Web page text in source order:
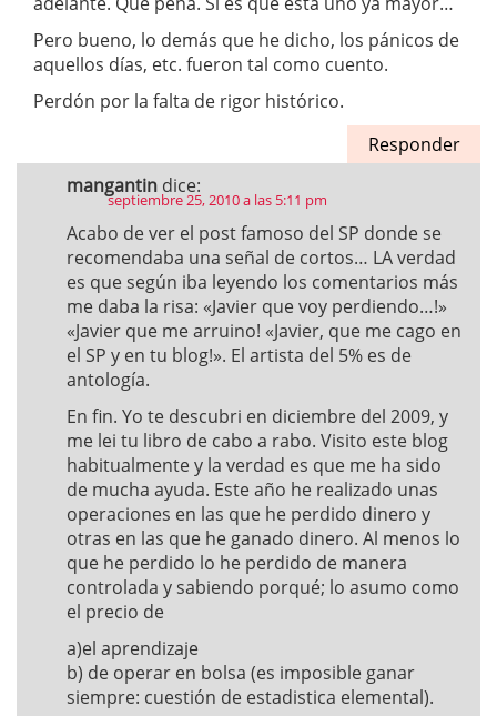
Pero bueno, lo demás que he dicho, los pánicos de
aquellos días, etc. fueron tal como cuento.
Perdón por la falta de rigor histórico.
Responder
mangantin dice:
septiembre 25, 2010 a las 5:11 pm
Acabo de ver el post famoso del SP donde se
recomendaba una señal de cortos… LA verdad
es que según iba leyendo los comentarios más
me daba la risa: «Javier que voy perdiendo…!»
«Javier que me arruino! «Javier, que me cago en
el SP y en tu blog!». El artista del 5% es de
antología.
En fin. Yo te descubri en diciembre del 2009, y
me lei tu libro de cabo a rabo. Visito este blog
habitualmente y la verdad es que me ha sido
de mucha ayuda. Este año he realizado unas
operaciones en las que he perdido dinero y
otras en las que he ganado dinero. Al menos lo
que he perdido lo he perdido de manera
controlada y sabiendo porqué; lo asumo como
el precio de
a)el aprendizaje
b) de operar en bolsa (es imposible ganar
siempre: cuestión de estadistica elemental).